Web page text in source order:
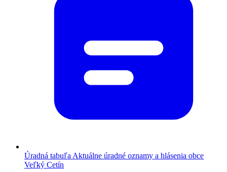
Úradná tabuľa Aktuálne úradné oznamy a hlásenia obce
Veľký Cetín